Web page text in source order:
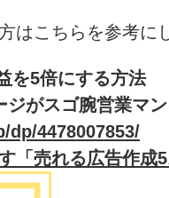
はこちらを参考に
を5倍にする方法
がスゴ腕営業マ
4478007853/
「売れる広告作成